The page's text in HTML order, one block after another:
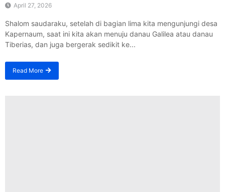
April 27, 2026
Shalom saudaraku, setelah di bagian lima kita mengunjungi desa
Kapernaum, saat ini kita akan menuju danau Galilea atau danau
Tiberias, dan juga bergerak sedikit ke...
Read More